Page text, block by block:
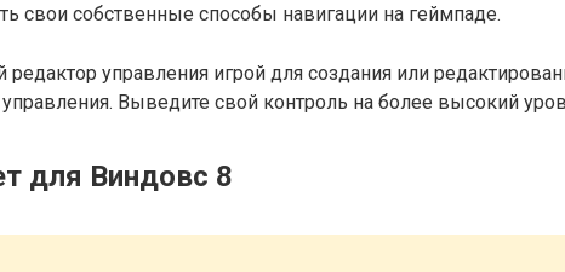
свои собственные способы навигации на геймпаде.
управления игрой для создания или
Выведите свой контроль на более высокий
для Виндовс 8